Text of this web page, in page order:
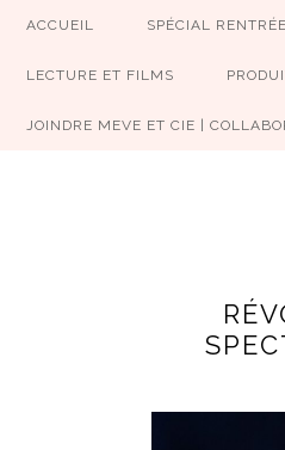
ACCUEIL SPÉCIAL RENTRÉE
LECTURE ET FILMS
JOINDRE MEVE ET CIE |